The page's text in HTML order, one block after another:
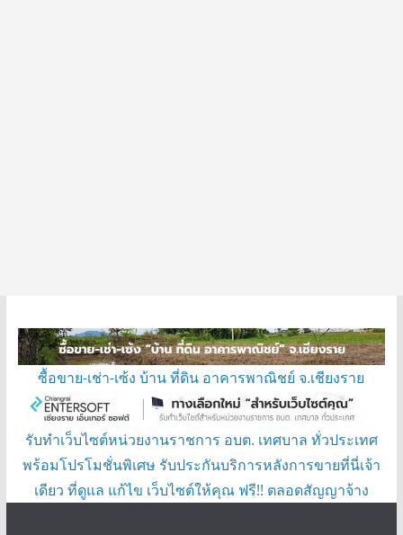
ซื้อขาย-เช่า-เซ้ง บ้าน ที่ดิน อาคารพาณิชย์ จ.เชียงราย
รับทำเว็บไซต์หน่วยงานราชการ อบต. เทศบาล ทั่วประเทศ
พร้อมโปรโมชั่นพิเศษ รับประกันบริการหลังการขายที่นี่เจ้า
เดียว ที่ดูแล แก้ไข เว็บไซต์ให้คุณ ฟรี!! ตลอดสัญญาจ้าง